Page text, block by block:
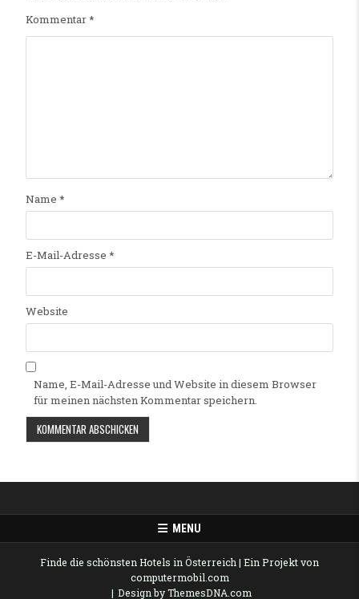
Kommentar*
Name *
E-Mail-Adresse *
Website
Name, E-Mail-Adresse und Website in diesem Browser
für meinen nächsten Kommentar speichern.
MENU
Finde die schönsten Hotels in Österreich| Ein Projekt von
computermobil.com
Design by ThemesDNA.com